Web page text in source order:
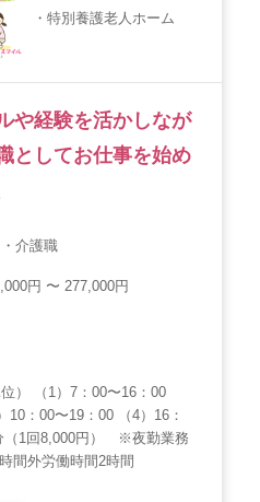
・特別養護老人ホーム
や経験を活かしなが
としてお仕事を始め
介護職
円 〜 277,000円
） （1）7：00〜16：00
10：00〜19：00 （4）16：
1回8,000円） ※夜勤業務
間外労働時間2時間